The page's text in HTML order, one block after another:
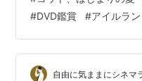
れた家でワンコ飼ってる
牛。◆知ってる人なし◆
象に残った人、キャラ
なし◆ミリしらコーナー
見てるので、なんとなく
#DVD鑑賞 #アイルラ
自由に気ままにシネマ